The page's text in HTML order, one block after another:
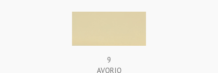
9
AVORIO